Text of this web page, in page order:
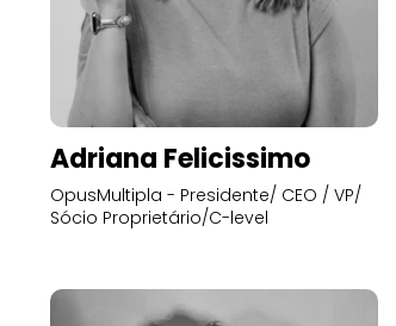
Adriana Felicissimo
OpusMultipla - Presidente/ CEO / VP/
Sócio Proprietário/C-level